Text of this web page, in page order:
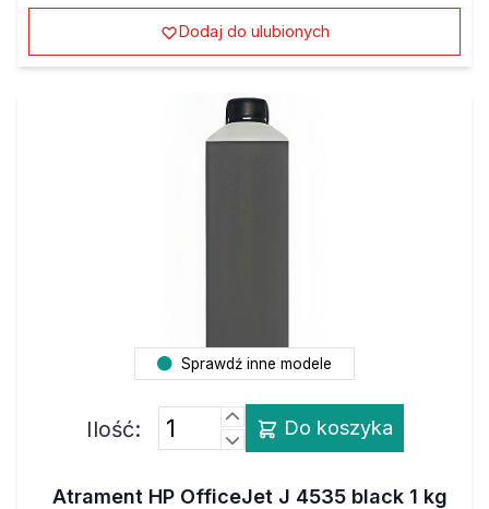
Dodaj do ulubionych
Sprawdź inne modele
Ilość: Do koszyka
Atrament HP OfficeJet J 4535 black 1 kg